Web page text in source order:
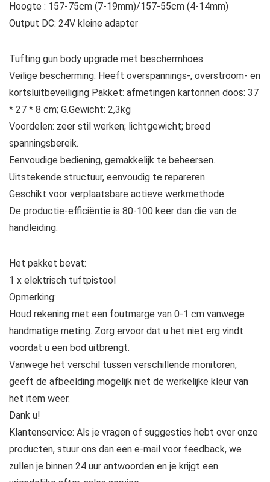
Hoogte : 157-75cm (7-19mm)/157-55cm (4-14mm)
Output DC: 24V kleine adapter
Tufting gun body upgrade met beschermhoes
Veilige bescherming: Heeft overspannings-, overstroom- en
kortsluitbeveiliging Pakket: afmetingen kartonnen doos: 37
* 27 * 8 cm; G.Gewicht: 2,3kg
Voordelen: zeer stil werken; lichtgewicht; breed
spanningsbereik.
Eenvoudige bediening, gemakkelijk te beheersen.
Uitstekende structuur, eenvoudig te repareren.
Geschikt voor verplaatsbare actieve werkmethode.
De productie-efficiëntie is 80-100 keer dan die van de
handleiding.
Het pakket bevat:
1 x elektrisch tuftpistool
Opmerking:
Houd rekening met een foutmarge van 0-1 cm vanwege
handmatige meting. Zorg ervoor dat u het niet erg vindt
voordat u een bod uitbrengt.
Vanwege het verschil tussen verschillende monitoren,
geeft de afbeelding mogelijk niet de werkelijke kleur van
het item weer.
Dank u!
Klantenservice: Als je vragen of suggesties hebt over onze
producten, stuur ons dan een e-mail voor feedback, we
zullen je binnen 24 uur antwoorden en je krijgt een